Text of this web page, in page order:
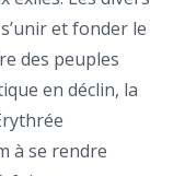
et fonder le
des peuples
en déclin, la
à se rendre